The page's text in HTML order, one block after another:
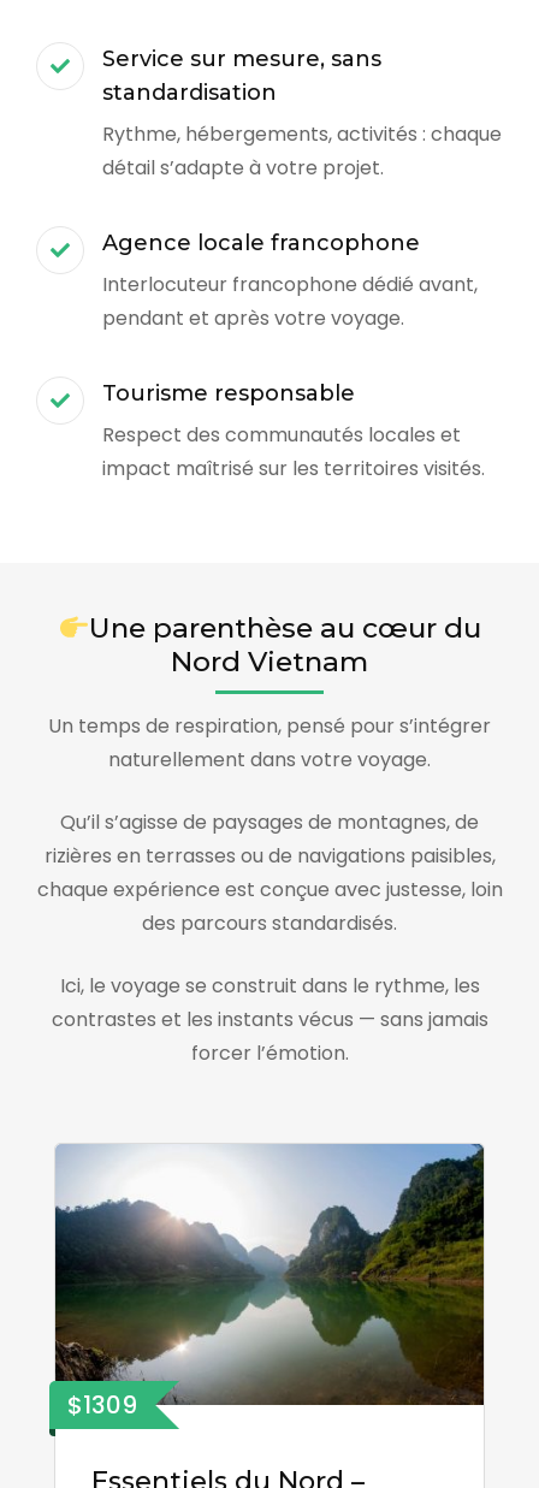
Service sur mesure, sans
standardisation
Rythme, hébergements, activités : chaque
détail s’adapte à votre projet.
Agence locale francophone
Interlocuteur francophone dédié avant,
pendant et après votre voyage.
Tourisme responsable
Respect des communautés locales et
impact maîtrisé sur les territoires visités.
Une parenthèse au cœur du
Nord Vietnam
Un temps de respiration, pensé pour s’intégrer
naturellement dans votre voyage.
Qu’il s’agisse de paysages de montagnes, de
rizières en terrasses ou de navigations paisibles,
chaque expérience est conçue avec justesse, loin
des parcours standardisés.
Ici, le voyage se construit dans le rythme, les
contrastes et les instants vécus — sans jamais
forcer l’émotion.
$1309